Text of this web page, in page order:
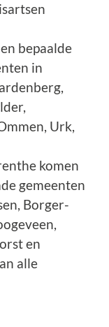
bepaalde
in
Urk,
komen
gemeenten
Borger-
en
alle